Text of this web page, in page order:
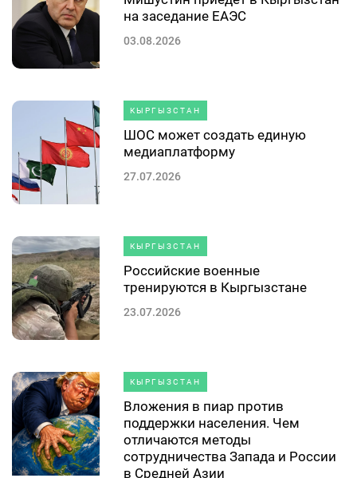
на заседание ЕАЭС
03.08.2026
КЫРГЫЗСТАН
ШОС может создать единую
медиаплатформу
27.07.2026
КЫРГЫЗСТАН
Российские военные
тренируются в Кыргызстане
23.07.2026
КЫРГЫЗСТАН
Вложения в пиар против
поддержки населения. Чем
отличаются методы
сотрудничества Запада и России
в Средней Азии